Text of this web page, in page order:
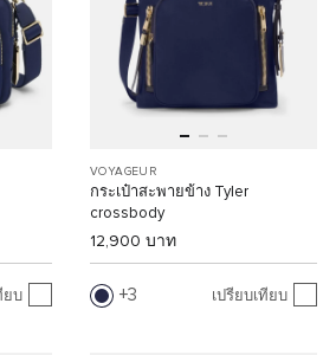
ยบ
VOYAGEUR
กระเป๋าสะพายข้าง Tyler
crossbody
12,900 บาท
3 เปรียบเทียบ